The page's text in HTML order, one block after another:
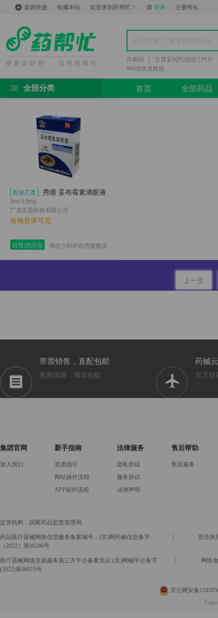
桌面快捷 收藏本站 欢迎来到药帮忙！ 请 登录 注册有礼
拜新同
立普妥阿托伐他汀钙片
999感冒灵颗粒
全部分类 首页 全部药品
医保乙类 秀瞳 妥布霉素滴眼液
5ml:15mg
广东宏盈科技有限公司
价格登录可见
自营|武汉仓 湖北小药药自营旗舰店
上一页
带票销售，直配包邮
发票保障，满就包邮
药械
百万好
集团官网
加入我们
新手指南
资质指引
网站操作流程
APP操作流程
法律服务
隐私协议
服务协议
法律声明
售后帮助
售后服务
监管机构： 国家药品监督管理局
药品医疗器械网络信息服务备案编号：(京)网药械信息备字
（2022）第00246号
| 营业执
医疗器械网络交易服务第三方平台备案凭证:(京)网械平台备字
(2022)第00019号
| 网络
京公网安备